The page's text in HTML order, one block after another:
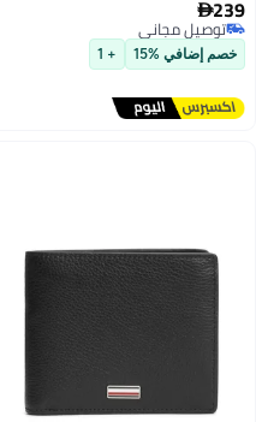
239
توصيل مجاني
توصيل مجاني
خصم إضافي %15 + 1